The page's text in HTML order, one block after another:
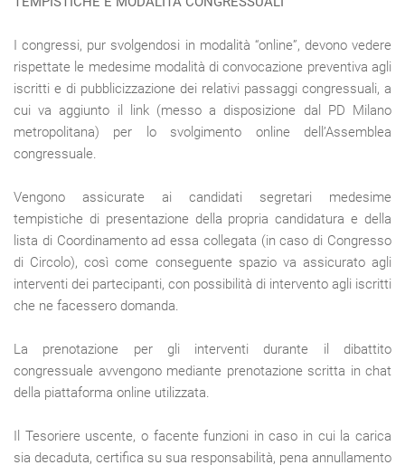
I congressi, pur svolgendosi in modalità “online”, devono vedere
rispettate le medesime modalità di convocazione preventiva agli
iscritti e di pubblicizzazione dei relativi passaggi congressuali, a
cui va aggiunto il link (messo a disposizione dal PD Milano
metropolitana) per lo svolgimento online dell’Assemblea
congressuale.
Vengono assicurate ai candidati segretari medesime
tempistiche di presentazione della propria candidatura e della
lista di Coordinamento ad essa collegata (in caso di Congresso
di Circolo), così come conseguente spazio va assicurato agli
interventi dei partecipanti, con possibilità di intervento agli iscritti
che ne facessero domanda.
La prenotazione per gli interventi durante il dibattito
congressuale avvengono mediante prenotazione scritta in chat
della piattaforma online utilizzata.
Il Tesoriere uscente, o facente funzioni in caso in cui la carica
sia decaduta, certifica su sua responsabilità, pena annullamento